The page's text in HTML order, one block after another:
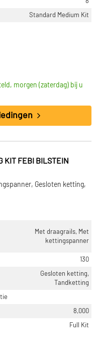
Standard Medium Kit
morgen (zaterdag) bij u
KIT FEBI BILSTEIN
Gesloten ketting,
Met draagrails, Met
kettingspanner
130
Gesloten ketting,
Tandketting
8,000
Full Kit